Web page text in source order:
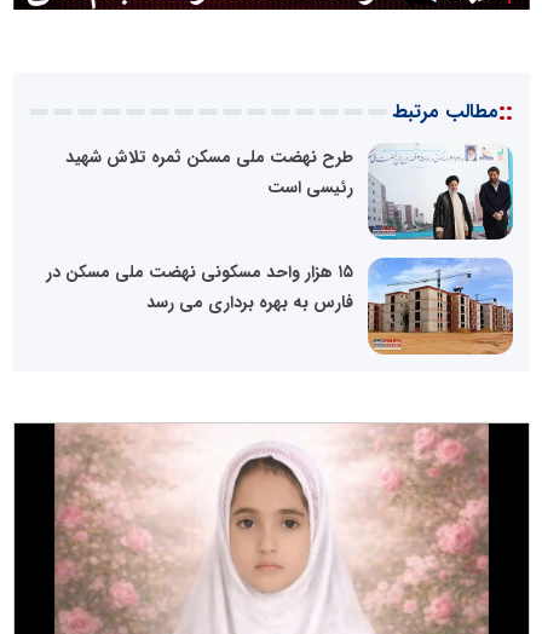
::مطالب مرتبط
طرح نهضت ملی مسکن ثمره تلاش شهید
رئیسی است
۱۵ هزار واحد مسکونی نهضت ملی مسکن در
فارس به بهره برداری می رسد